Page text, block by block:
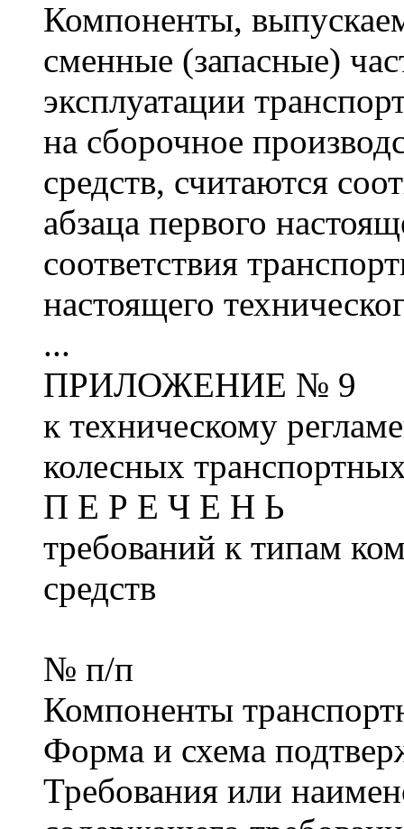
Компоненты,
сменные (запасные)
эксплуатации
на сборочное
средств, считаются
абзаца первого
соответствия
настоящего
...
ПРИЛОЖЕНИЕ № 9
к техническому
колесных
П Е Р Е Ч Е Н Ь
требований к типам
средств
№ п/п
Компоненты
Форма и схема
Требования или